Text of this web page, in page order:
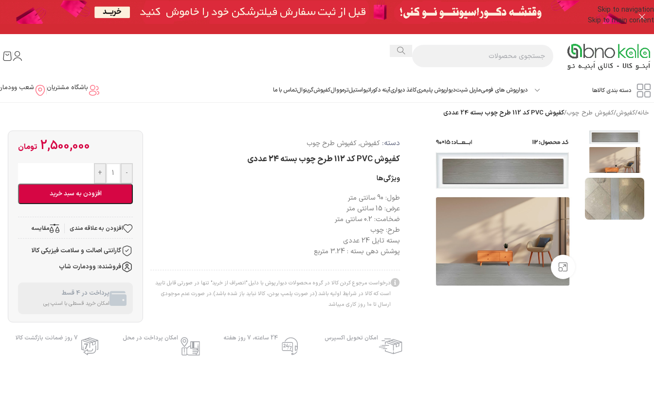
Skip to navigation
Skip to main content
دسته بندی کالاها دیوارپوش های فومیماربل شیتدیوارپوش پلیمریکاغذ دیواریآینه دکوراتیواستیلترمووالکفپوشگرینوالتماس با ما باشگاه مشتریان شعب
خانه/کفپوش/کفپوش طرح چوب/کفپوش PVC کد 112 طرح چوب بسته 24 عددی
بزرگنمایی تصویر
دسته: کفپوش, کفپوش طرح چوب
کفپوش PVC کد 112 طرح چوب بسته 24 عددی
ویژگی‌ها
طول: 90 سانتی متر
عرض: 15 سانتی متر
ضخامت: 0.2 سانتی متر
طرح:چوب
بسته تایل 24 عددی
پوشش دهی بسته : 3.24 متربع
درخواست مرجوع کردن کالا در گروه محصولات دبوارپوش با دلیل "انصراف از خرید" تنها در صورتی قابل تایید
است که کالا در شرایط اولیه باشد (در صورت پلمپ بودن، کالا نباید باز شده باشد).در صورت عدم موجودی
ارسال تا 10 روز کاری میباشد
2,500,000 تومان
-
+
افزودن به سبد خرید
افزودن به علاقه مندی مقایسه
گارانتی اصالت و سلامت فیزیکی کالا
فروشنده: وودمارت شاپ
پرداخت در 4 قسط
امکان خرید قسطی با اسنپ پی
امکان تحویل اکسپرس 24 ساعته، 7 روز هفته امکان پرداخت در محل 7 روز ضمانت بازگشت کالا